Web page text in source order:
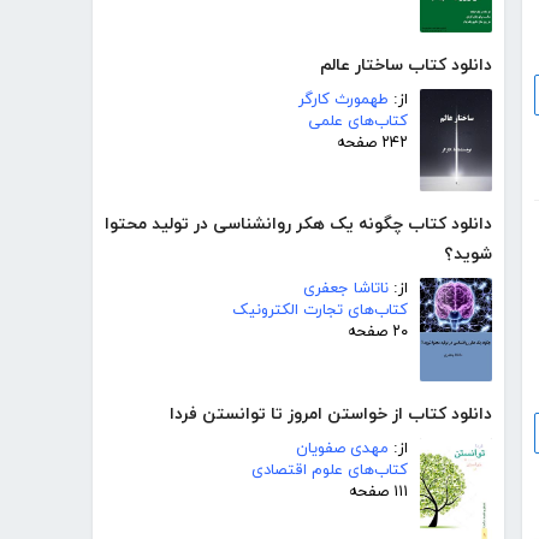
دانلود کتاب ساختار عالم
از: طهمورث کارگر
کتاب‌های علمی
۲۴۲ صفحه
دانلود کتاب چگونه یک هکر روانشناسی در تولید محتوا
شوید؟
از: ناتاشا جعفری
کتاب‌های تجارت الکترونیک
۲۰ صفحه
دانلود کتاب از خواستن امروز تا توانستن فردا
از: مهدی صفویان
کتاب‌های علوم اقتصادی
۱۱۱ صفحه